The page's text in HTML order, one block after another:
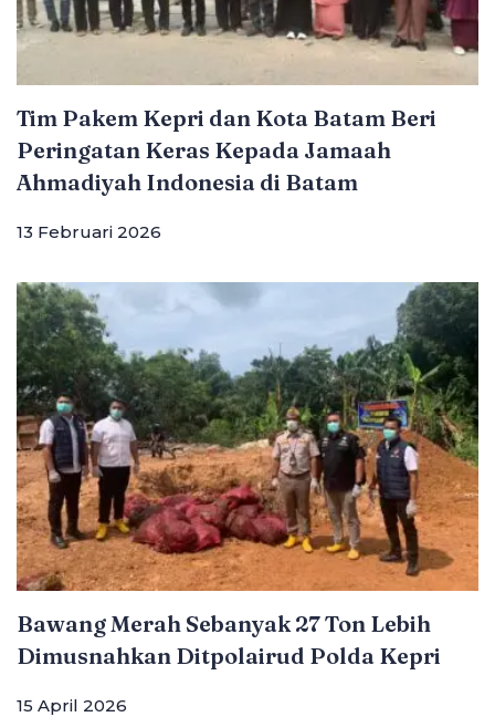
Tim Pakem Kepri dan Kota Batam Beri
Peringatan Keras Kepada Jamaah
Ahmadiyah Indonesia di Batam
13 Februari 2026
Bawang Merah Sebanyak 27 Ton Lebih
Dimusnahkan Ditpolairud Polda Kepri
15 April 2026